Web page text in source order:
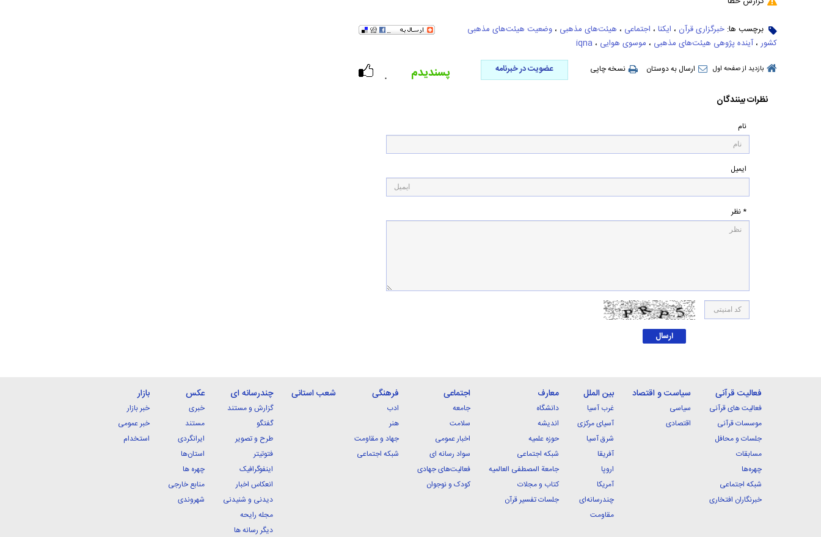
برچسب ها: خبرگزاری قرآن ، ایکنا ، اجتماعی ، هیئت‌های مذهبی ، وضعیت هیئت‌های مذهبی
کشور ، آینده پژوهی هیئت‌های مذهبی ، موسوی هوایی ، iqna
بازدید از صفحه اول ارسال به دوستان نسخه چاپی عضویت در خبرنامه
۰ پسندیدم
نظرات بینندگان
نام
ایمیل
* نظر
فعالیت قرآنی
فعالیت های قرآنی
موسسات قرآنی
جلسات و محافل
مسابقات
چهره‌ها
شبکه اجتماعی
خبرنگاران افتخاری
سیاست و اقتصاد
سیاسی
اقتصادی
بین الملل
غرب آسیا
آسیای مرکزی
شرق آسیا
آفریقا
اروپا
آمریکا
چندرسانه‌ای
مقاومت
معارف
دانشگاه
اندیشه
حوزه علمیه
شبکه اجتماعی
جامعة المصطفی العالمیه
کتاب و مجلات
جلسات تفسیر قرآن
اجتماعی
جامعه
سلامت
اخبار عمومی
سواد رسانه ای
فعالیت‌های جهادی
کودک و نوجوان
فرهنگی
ادب
هنر
جهاد و مقاومت
شبکه اجتماعی
شعب استانی چندرسانه ای
گزارش و مستند
گفتگو
طرح و تصویر
فتوتیتر
اینفوگرافیک
انعکاس اخبار
دیدنی و شنیدنی
مجله رایحه
دیگر رسانه ها
عکس
خبری
مستند
ایرانگردی
استان‌ها
چهره ها
منابع خارجی
شهروندی
بازار
خبر بازار
خبر عمومی
استخدام